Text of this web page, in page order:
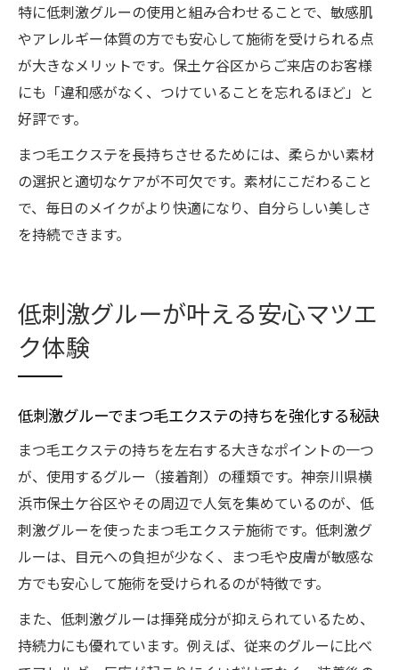
特に低刺激グルーの使用と組み合わせることで、敏感肌
やアレルギー体質の方でも安心して施術を受けられる点
が大きなメリットです。保土ケ谷区からご来店のお客様
にも「違和感がなく、つけていることを忘れるほど」と
好評です。
まつ毛エクステを長持ちさせるためには、柔らかい素材
の選択と適切なケアが不可欠です。素材にこだわること
で、毎日のメイクがより快適になり、自分らしい美しさ
を持続できます。
低刺激グルーが叶える安心マツエ
ク体験
低刺激グルーでまつ毛エクステの持ちを強化する秘訣
まつ毛エクステの持ちを左右する大きなポイントの一つ
が、使用するグルー（接着剤）の種類です。神奈川県横
浜市保土ケ谷区やその周辺で人気を集めているのが、低
刺激グルーを使ったまつ毛エクステ施術です。低刺激グ
ルーは、目元への負担が少なく、まつ毛や皮膚が敏感な
方でも安心して施術を受けられるのが特徴です。
また、低刺激グルーは揮発成分が抑えられているため、
持続力にも優れています。例えば、従来のグルーに比べ